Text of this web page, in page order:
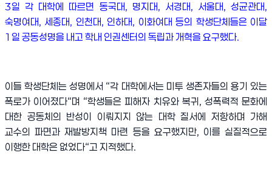
3일 각 대학에 따르면 동국대, 명지대, 서경대, 서울대, 성균관대,
숙명여대, 세종대, 인천대,인하대, 이화여대 등의 학생단체들은 이달
1 일 공동성명을 내고 학내 인권센터의 독립과 개혁을 요구했다.
이들 학생단체는 성명에서 “각 대학에서는 미투 생존자들의 용기 있는
폭로가 이어졌다“며 “학생들은 피해자 치유와 복귀 , 성폭력적 문화에
대한 공동체의 반성이 이뤄지지 않는 대학 질서에 저항하며 가해
교수의 파면과 재발방지책 마련 등을 요구했지만, 이를 실질적으로
이행한 대학은 없었다“고 지적했다.